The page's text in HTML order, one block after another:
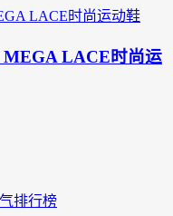
LACE时尚运